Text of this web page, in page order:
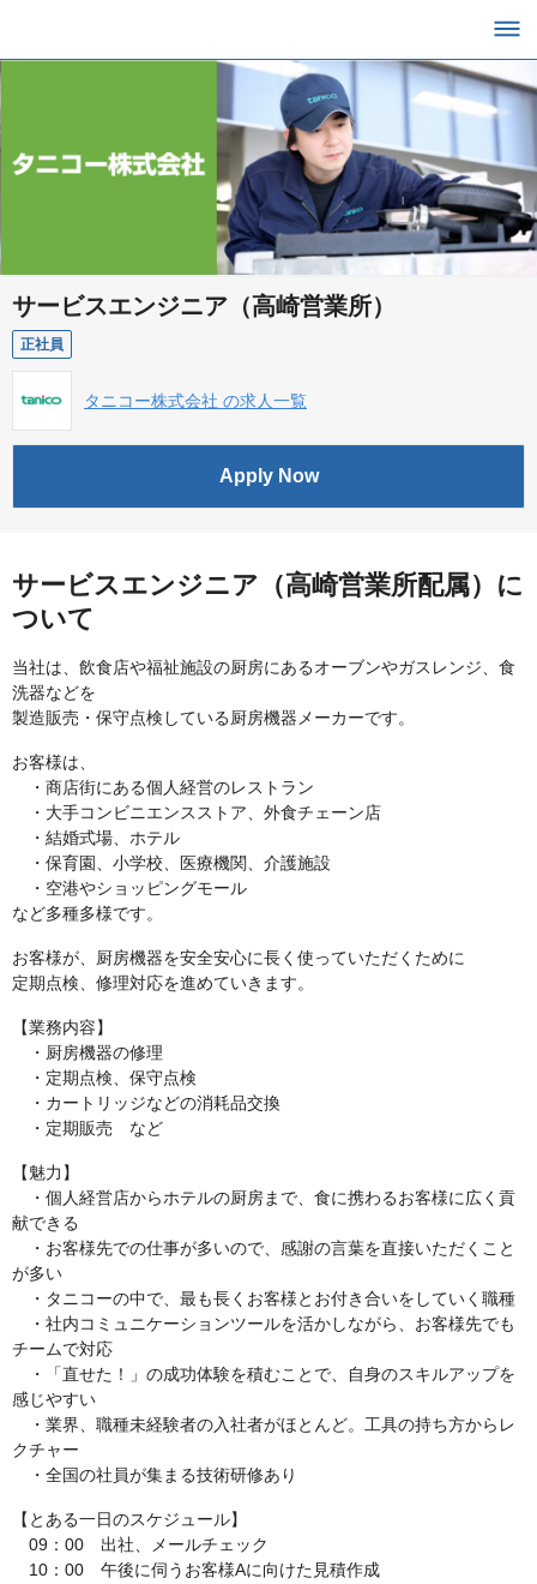
サービスエンジニア（高崎営業所）
正社員
タニコー株式会社 の求人一覧
Apply Now
サービスエンジニア（高崎営業所配属）に
ついて
当社は、飲食店や福祉施設の厨房にあるオーブンやガスレンジ、食
洗器などを
製造販売・保守点検している厨房機器メーカーです。
お客様は、
・商店街にある個人経営のレストラン
・大手コンビニエンスストア、外食チェーン店
・結婚式場、ホテル
・保育園、小学校、医療機関、介護施設
・空港やショッピングモール
など多種多様です。
お客様が、厨房機器を安全安心に長く使っていただくために
定期点検、修理対応を進めていきます。
【業務内容】
・厨房機器の修理
・定期点検、保守点検
・カートリッジなどの消耗品交換
・定期販売 など
【魅力】
・個人経営店からホテルの厨房まで、食に携わるお客様に広く貢
献できる
・お客様先での仕事が多いので、感謝の言葉を直接いただくこと
が多い
・タニコーの中で、最も長くお客様とお付き合いをしていく職種
・社内コミュニケーションツールを活かしながら、お客様先でも
チームで対応
・「直せた！」の成功体験を積むことで、自身のスキルアップを
感じやすい
・業界、職種未経験者の入社者がほとんど。工具の持ち方からレ
クチャー
・全国の社員が集まる技術研修あり
【とある一日のスケジュール】
09：00 出社、メールチェック
10：00 午後に伺うお客様Aに向けた見積作成